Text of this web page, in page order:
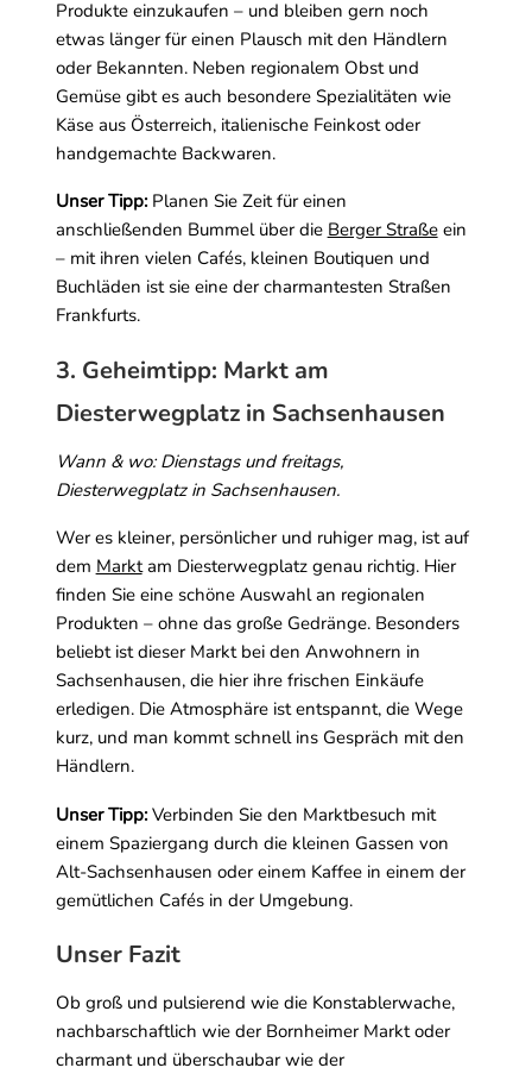
Produkte einzukaufen – und bleiben gern noch
etwas länger für einen Plausch mit den Händlern
oder Bekannten. Neben regionalem Obst und
Gemüse gibt es auch besondere Spezialitäten wie
Käse aus Österreich, italienische Feinkost oder
handgemachte Backwaren.
Unser Tipp:Planen Sie Zeit für einen
anschließenden Bummel über die Berger Straßeein
– mit ihren vielen Cafés, kleinen Boutiquen und
Buchläden ist sie eine der charmantesten Straßen
Frankfurts.
3. Geheimtipp: Markt am
Diesterwegplatz in Sachsenhausen
Wann & wo: Dienstags und freitags,
Diesterwegplatz in Sachsenhausen.
Wer es kleiner, persönlicher und ruhiger mag, ist auf
dem Marktam Diesterwegplatz genau richtig. Hier
finden Sie eine schöne Auswahl an regionalen
Produkten – ohne das große Gedränge. Besonders
beliebt ist dieser Markt bei den Anwohnern in
Sachsenhausen, die hier ihre frischen Einkäufe
erledigen. Die Atmosphäre ist entspannt, die Wege
kurz, und man kommt schnell ins Gespräch mit den
Händlern.
Unser Tipp:Verbinden Sie den Marktbesuch mit
einem Spaziergang durch die kleinen Gassen von
Alt-Sachsenhausen oder einem Kaffee in einem der
gemütlichen Cafés in der Umgebung.
Unser Fazit
Ob groß und pulsierend wie die Konstablerwache,
nachbarschaftlich wie der Bornheimer Markt oder
charmant und überschaubar wie der